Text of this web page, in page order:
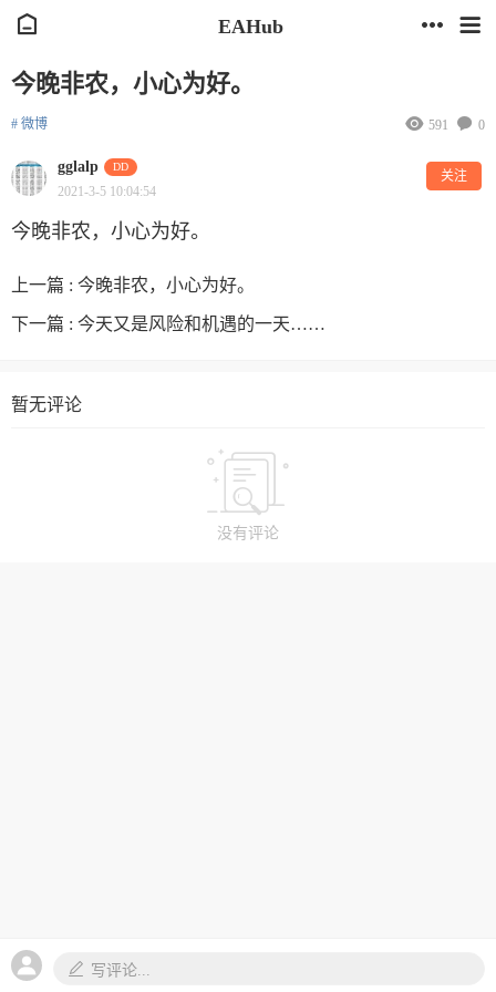
EAHub
今晚非农，小心为好。
# 微博 0
591
gglalp DD
2021-3-5 10:04:54
关注
今晚非农，小心为好。
上一篇 : 今晚非农，小心为好。
下一篇 : 今天又是风险和机遇的一天……
暂无评论
没有评论
写评论...